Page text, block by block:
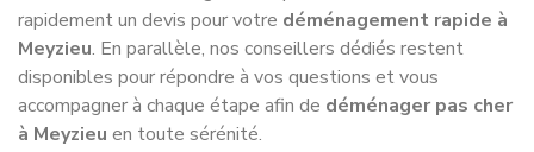
recommande sans problème la société
Déménagement NET pour leur
professionnalisme et leur sérieux.
Victoria P.
Déménagement Amiens -